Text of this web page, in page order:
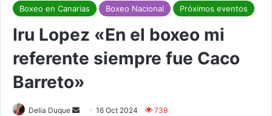
Boxeo en Canarias Boxeo Nacional Próximos eventos
Iru Lopez «En el boxeo mi
referente siempre fue Caco
Barreto»
Delia Duque 16 Oct 2024 739